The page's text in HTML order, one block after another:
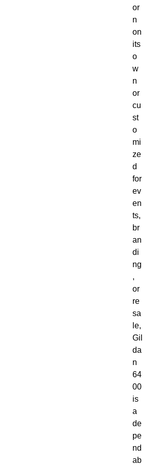
or
n
on
its
o
w
n
or
cu
st
o
mi
ze
d
for
ev
en
ts,
br
an
di
ng
,
or
re
sa
le,
Gil
da
n
64
00
is
a
de
pe
nd
ab